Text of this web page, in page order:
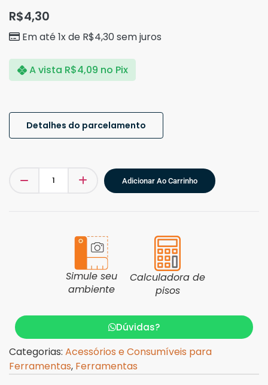
R$4,30
Em até 1x de R$4,30sem juros
A vista R$4,09 no Pix
Detalhes do parcelamento
Adicionar Ao Carrinho
Simule seu
ambiente
Calculadora de
pisos
Dúvidas?
Categorias: Acessórios e Consumíveis para
Ferramentas, Ferramentas